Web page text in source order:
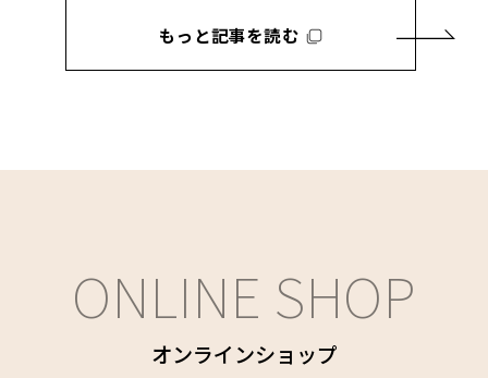
もっと記事を読む
ONLINE SHOP
オンラインショップ